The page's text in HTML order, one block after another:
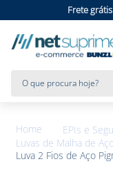
Frete
EPIs e
Luvas de Malha de Aço
Luva 2 Fios de Aço